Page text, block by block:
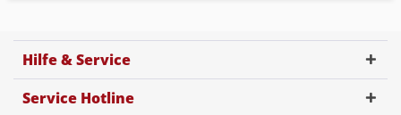
Hilfe & Service
Service Hotline